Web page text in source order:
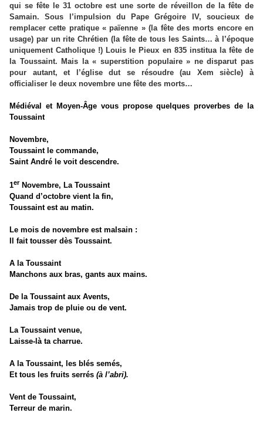
qui se fête le 31 octobre est une sorte de réveillon de la fête de
Samain. Sous l’impulsion du Pape Grégoire IV, soucieux de
remplacer cette pratique « païenne » (la fête des morts encore en
usage) par un rite Chrétien (la fête de tous les Saints… à l’époque
uniquement Catholique !) Louis le Pieux en 835 institua la fête de
la Toussaint. Mais la « superstition populaire » ne disparut pas
pour autant, et l’église dut se résoudre (au Xem siècle) à
officialiser le deux novembre une fête des morts…
Médiéval et Moyen-Âge vous propose quelques proverbes de la
Toussaint
Novembre,
Toussaint le commande,
Saint André le voit descendre.
1er Novembre, La Toussaint
Quand d’octobre vient la fin,
Toussaint est au matin.
Le mois de novembre est malsain :
Il fait tousser dès Toussaint.
A la Toussaint
Manchons aux bras, gants aux mains.
De la Toussaint aux Avents,
Jamais trop de pluie ou de vent.
La Toussaint venue,
Laisse-là ta charrue.
A la Toussaint, les blés semés,
Et tous les fruits serrés (à l’abri).
Vent de Toussaint,
Terreur de marin.